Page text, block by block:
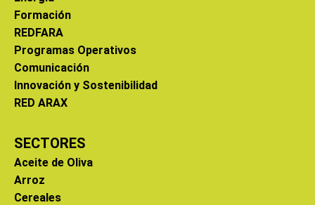
Formación
REDFARA
Programas Operativos
Comunicación
Innovación y Sostenibilidad
RED ARAX
SECTORES
Aceite de Oliva
Arroz
Cereales